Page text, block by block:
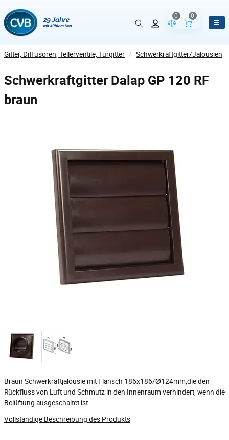
Vergleich der
0
Inhalt des
0
Gitter, Diffusoren, Tellerventile, Türgitter / Schwerkraftgitter/Jalousien
Schwerkraftgitter Dalap GP 120 RF
braun
Braun Schwerkraftjalousie mit Flansch 186x186/Ø124mm,die den
Rückfluss von Luft und Schmutz in den Innenraum verhindert, wenn die
Belüftung ausgeschaltet ist.
Vollständige Beschreibung des Produkts